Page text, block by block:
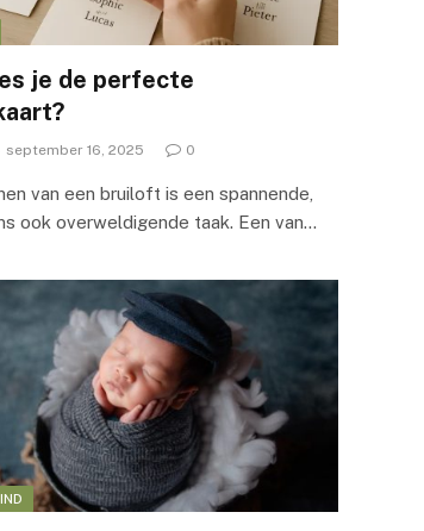
je de perfecte
september 16, 2025 0
van een bruiloft is een spannende,
ook overweldigende taak. Een van…